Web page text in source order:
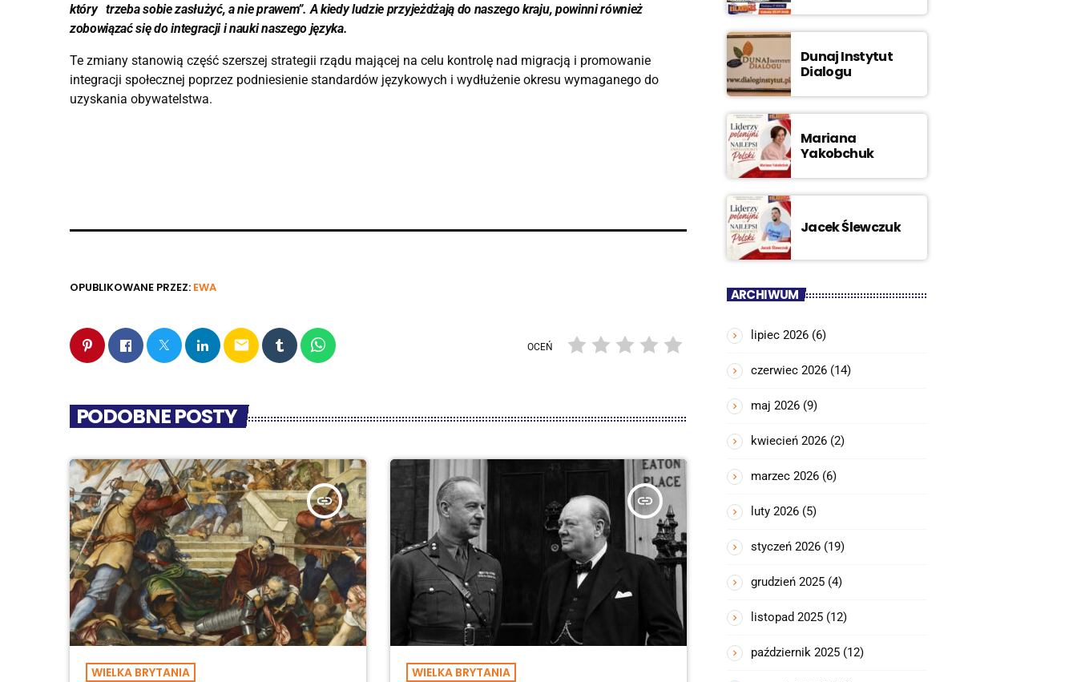
który trzeba sobie zasłużyć, a nie prawem”. A kiedy ludzie przyjeżdżają do naszego kraju, powinni również
zobowiązać się do integracji i nauki naszego języka.
Te zmiany stanowią część szerszej strategii rządu mającej na celu kontrolę nad migracją i promowanie
integracji społecznej poprzez podniesienie standardów językowych i wydłużenie okresu wymaganego do
uzyskania obywatelstwa.
OPUBLIKOWANE PRZEZ: EWA
email OCEŃ
PODOBNE POSTY
insert_link
WIELKA BRYTANIA
insert_link
WIELKA BRYTANIA
Dunaj Instytut
Dialogu
Mariana
Yakobchuk
Jacek Ślewczuk
ARCHIWUM
lipiec 2026 (6)
czerwiec 2026 (14)
maj 2026 (9)
kwiecień 2026 (2)
marzec 2026 (6)
luty 2026 (5)
styczeń 2026 (19)
grudzień 2025 (4)
listopad 2025 (12)
październik 2025 (12)